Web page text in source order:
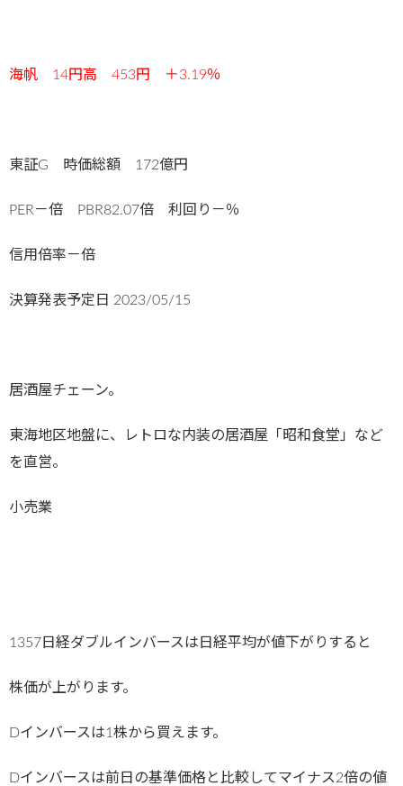
海帆 14円高 453円 ＋3.19％
東証G 時価総額 172億円
PER－倍 PBR82.07倍 利回り－％
信用倍率－倍
決算発表予定日 2023/05/15
居酒屋チェーン。
東海地区地盤に、レトロな内装の居酒屋「昭和食堂」など
を直営。
小売業
1357日経ダブルインバースは日経平均が値下がりすると
株価が上がります。
Dインバースは1株から買えます。
Dインバースは前日の基準価格と比較してマイナス2倍の値